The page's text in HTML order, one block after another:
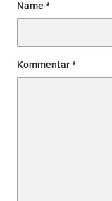
Name
Kommentar